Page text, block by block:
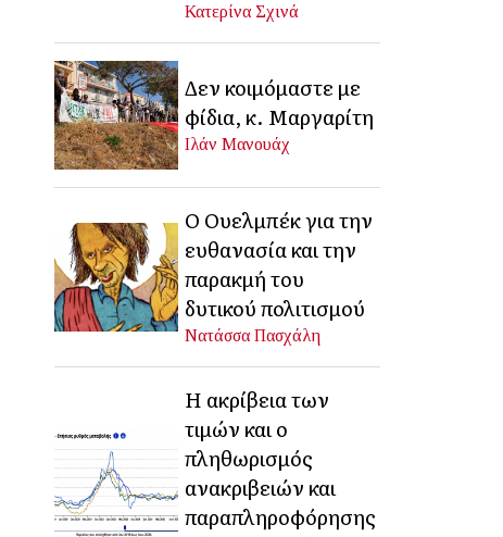
Κατερίνα Σχινά
Δεν κοιμόμαστε με
φίδια, κ. Μαργαρίτη
Ιλάν Μανουάχ
Ο Ουελμπέκ για την
ευθανασία και την
παρακμή του
δυτικού πολιτισμού
Νατάσσα Πασχάλη
Η ακρίβεια των
τιμών και ο
πληθωρισμός
ανακριβειών και
παραπληροφόρησης